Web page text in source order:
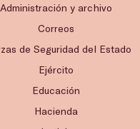
Administración y archivo
Correos
de Seguridad del Estado
Ejército
Educación
Hacienda